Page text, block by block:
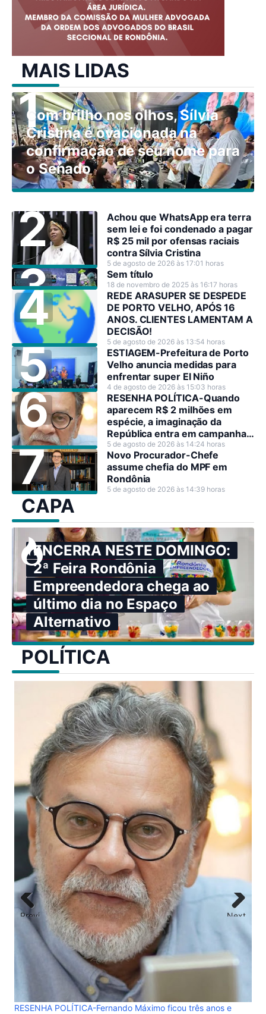
MAIS LIDAS
Com brilho nos olhos, Sílvia
Cristina é ovacionada na
confirmação de seu nome para
o Senado
Achou que WhatsApp era terra
sem lei e foi condenado a pagar
R$ 25 mil por ofensas raciais
contra Sílvia Cristina
5 de agosto de 2026 às 17:01 horas
Sem título
18 de novembro de 2025 às 16:17 horas
REDE ARASUPER SE DESPEDE
DE PORTO VELHO, APÓS 16
ANOS. CLIENTES LAMENTAM A
DECISÃO!
5 de agosto de 2026 às 13:54 horas
ESTIAGEM-Prefeitura de Porto
Velho anuncia medidas para
enfrentar super El Niño
4 de agosto de 2026 às 15:03 horas
RESENHA POLÍTICA-Quando
aparecem R$ 2 milhões em
espécie, a imaginação da
República entra em campanha
antes dos candidatos.
5 de agosto de 2026 às 14:24 horas
Novo Procurador-Chefe
assume chefia do MPF em
Rondônia
5 de agosto de 2026 às 14:39 horas
CAPA
ENCERRA NESTE DOMINGO:
2ª Feira Rondônia
Empreendedora chega ao
último dia no Espaço
Alternativo
POLÍTICA
RESENHA POLÍTICA-Fernando Máximo ficou três anos e
Previ
ous
Next